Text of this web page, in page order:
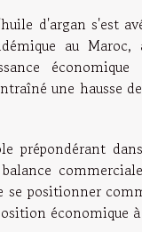
d'argan s'est
au
une hausse
prépondérant
positionner
économique